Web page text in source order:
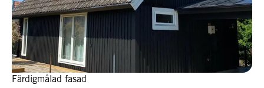
Färdigmålad fasad